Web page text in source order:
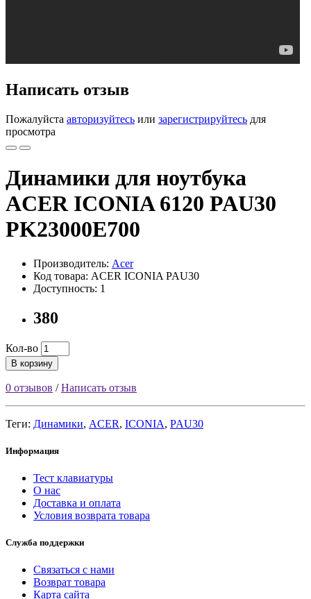
Написать отзыв
Пожалуйста авторизуйтесь или зарегистрируйтесь для
просмотра
Динамики для ноутбука
ACER ICONIA 6120 PAU30
PK23000E700
Производитель: Acer
Код товара: ACER ICONIA PAU30
Доступность: 1
380
Кол-во
В корзину
0 отзывов /Написать отзыв
Теги: Динамики, ACER, ICONIA, PAU30
Информация
Тест клавиатуры
О нас
Доставка и оплата
Условия возврата товара
Служба поддержки
Связаться с нами
Возврат товара
Карта сайта